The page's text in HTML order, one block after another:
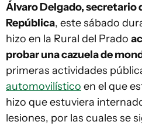
Álvaro Delgado, secretario
República, este sábado
hizo en la Rural del Prado
probar una cazuela de
primeras actividades
automovilístico en el que
hizo que estuviera
lesiones, por las cuales se